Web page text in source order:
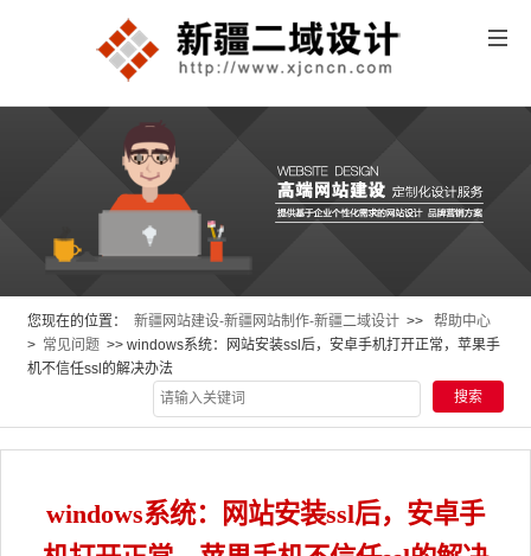
您现在的位置： 新疆网站建设-新疆网站制作-新疆二域设计 >>
帮助中心
> 常见问题 >> windows系统：网站安装ssl后，安卓手机打开正常，苹果手
机不信任ssl的解决办法
windows系统：网站安装ssl后，安卓手